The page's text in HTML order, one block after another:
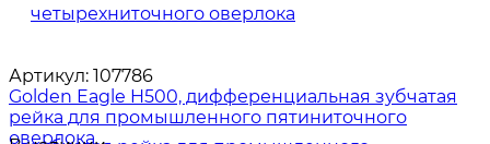
Артикул: 107786
Golden Eagle H500, дифференциальная зубчатая
рейка для промышленного пятиниточного
оверлока